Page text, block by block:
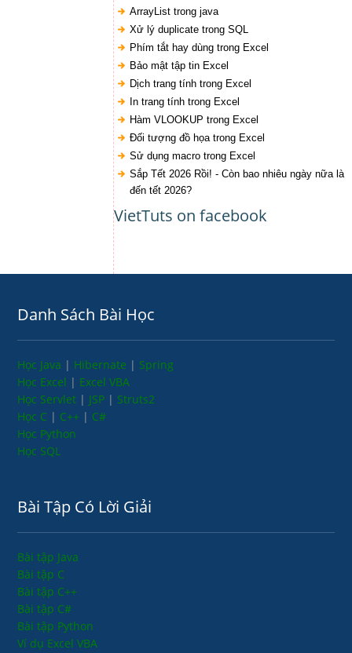
ArrayList trong java
Xử lý duplicate trong SQL
Phím tắt hay dùng trong Excel
Bảo mật tập tin Excel
Dịch trang tính trong Excel
In trang tính trong Excel
Hàm VLOOKUP trong Excel
Đối tượng đồ họa trong Excel
Sử dụng macro trong Excel
Sắp Tết 2026 Rồi! - Còn bao nhiêu ngày nữa là
đến tết 2026?
VietTuts on facebook
Danh Sách Bài Học
Học Java | Hibernate | Spring
Học Excel | Excel VBA
Học Servlet | JSP | Struts2
Học C | C++ | C#
Học Python
Học SQL
Bài Tập Có Lời Giải
Bài tập Java
Bài tập C
Bài tập C++
Bài tập C#
Bài tập Python
Ví dụ Excel VBA